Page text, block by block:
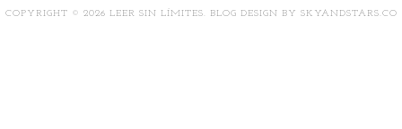
COPYRIGHT © 2026 LEER SIN LÍMITES. BLOG DESIGN BY SKYANDSTARS.CO